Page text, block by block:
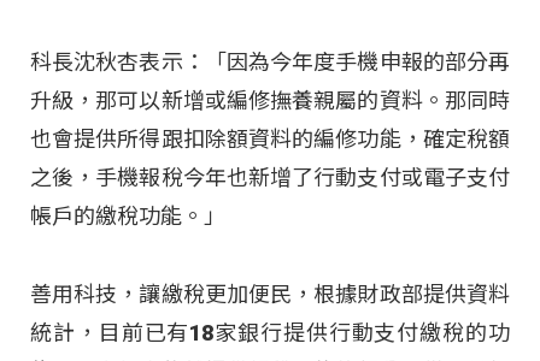
科長沈秋杏表示：「因為今年度手機申報的部分再
升級，那可以新增或編修撫養親屬的資料。那同時
也會提供所得跟扣除額資料的編修功能，確定稅額
之後，手機報稅今年也新增了行動支付或電子支付
帳戶的繳稅功能。」
善用科技，讓繳稅更加便民，根據財政部提供資料
統計，目前已有18家銀行提供行動支付繳稅的功